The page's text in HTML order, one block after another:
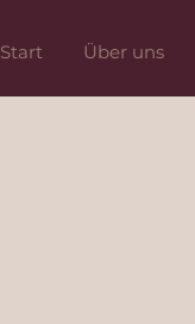
Start Über uns